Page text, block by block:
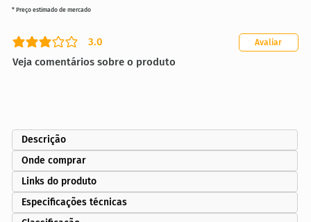
3.0
classificação média é 3 de 5
Veja comentários sobre o produto
Avaliar
* Preço estimado de mercado
Descrição
Onde comprar
Links do produto
Especificações técnicas